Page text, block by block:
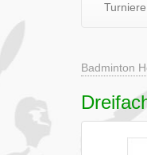
Turniere
Badminton